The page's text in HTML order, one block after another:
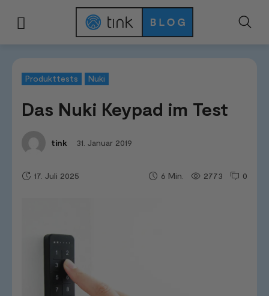
Produkttests Nuki
Das Nuki Keypad im Test
tink 31. Januar 2019
0
2773
6 Min.
17. Juli 2025